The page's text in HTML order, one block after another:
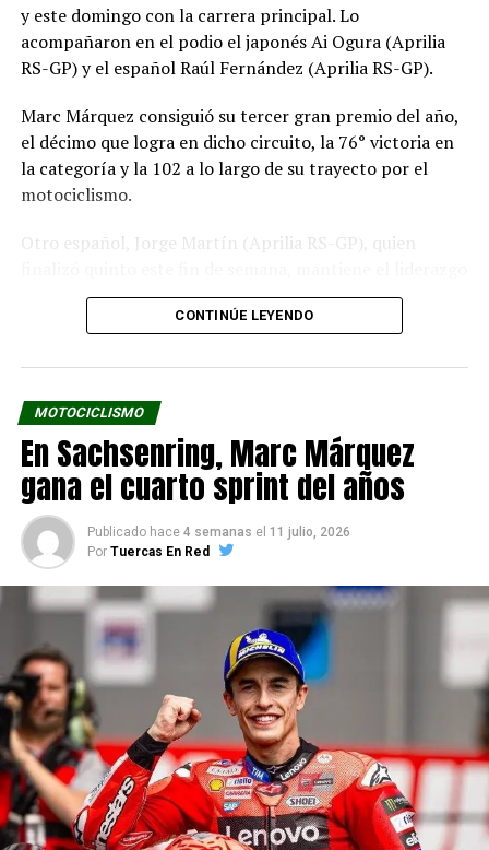
y este domingo con la carrera principal. Lo
acompañaron en el podio el japonés Ai Ogura (Aprilia
RS-GP) y el español Raúl Fernández (Aprilia RS-GP).
Marc Márquez consiguió su tercer gran premio del año,
el décimo que logra en dicho circuito, la 76° victoria en
la categoría y la 102 a lo largo de su trayecto por el
motociclismo.
Otro español, Jorge Martín (Aprilia RS-GP), quien
en el campeonato con 208 puntos.
CONTINÚE LEYENDO
MOTOCICLISMO
En Sachsenring, Marc Márquez
gana el cuarto sprint del años
Publicado hace 4 semanas el 11 julio, 2026
Por Tuercas En Red